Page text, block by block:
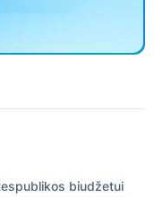
biudžetui